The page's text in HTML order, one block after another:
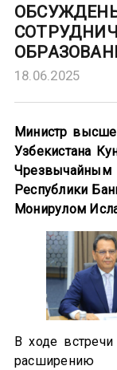
18.06.2025
Министр
Узбекистана
Республики
Монирулом
В ходе
расширению